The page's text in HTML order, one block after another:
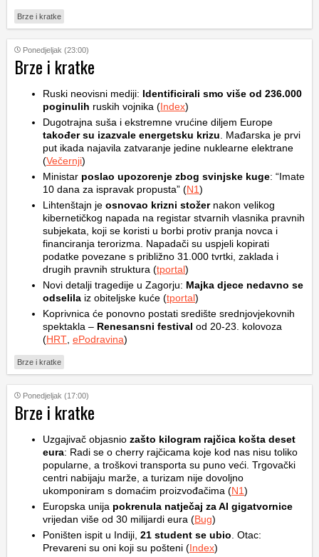
Brze i kratke
Ponedjeljak (23:00)
Brze i kratke
Ruski neovisni mediji: Identificirali smo više od 236.000
poginulih ruskih vojnika (Index)
Dugotrajna suša i ekstremne vrućine diljem Europe
također su izazvale energetsku krizu . Mađarska je prvi
put ikada najavila zatvaranje jedine nuklearne elektrane
(Večernji)
Ministar poslao upozorenje zbog svinjske kuge: “Imate
10 dana za ispravak propusta” (N1)
Lihtenštajn je osnovao krizni stožernakon velikog
kibernetičkog napada na registar stvarnih vlasnika pravnih
subjekata, koji se koristi u borbi protiv pranja novca i
financiranja terorizma. Napadači su uspjeli kopirati
podatke povezane s približno 31.000 tvrtki, zaklada i
drugih pravnih struktura (tportal)
Novi detalji tragedije u Zagorju: Majka djece nedavno se
odselila iz obiteljske kuće (tportal)
Koprivnica će ponovno postati središte srednjovjekovnih
spektakla – Renesansni festival od 20-23. kolovoza
(HRT ePodravina)
Brze i kratke
Ponedjeljak (17:00)
Brze i kratke
Uzgajivač objasnio zašto kilogram rajčica košta deset
eura: Radi se o cherry rajčicama koje kod nas nisu toliko
popularne, a troškovi transporta su puno veći. Trgovački
centri nabijaju marže, a turizam nije dovoljno
ukomponiram s domaćim proizvođačima (N1)
Europska unija pokrenula natječaj za AI gigatvornice
vrijedan više od 30 milijardi eura (Bug)
Poništen ispit u Indiji, 21 student se ubio . Otac:
Prevareni su oni koji su pošteni (Index)